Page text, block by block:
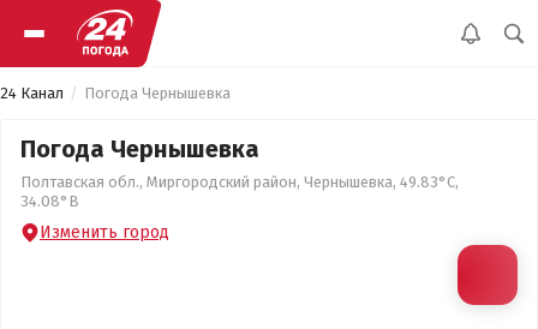
24 Канал Погода Чернышевка
Погода Чернышевка
Полтавская обл., Миргородский район, Чернышевка, 49.83°С,
34.08°В
Изменить город